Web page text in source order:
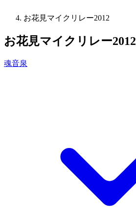
お花見マイクリレー2012
お花見マイクリレー2012
魂音泉